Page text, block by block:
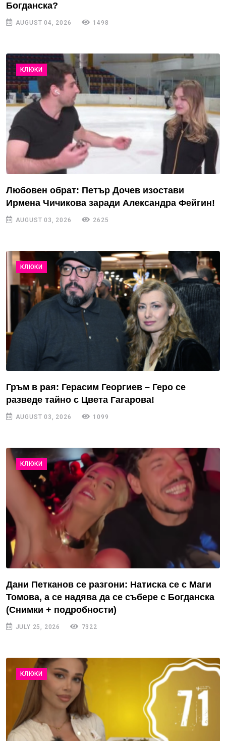
Богданска?
AUGUST 04, 2026 1498
КЛЮКИ
Любовен обрат: Петър Дочев изостави
Ирмена Чичикова заради Александра Фейгин!
AUGUST 03, 2026 2625
КЛЮКИ
Гръм в рая: Герасим Георгиев – Геро се
разведе тайно с Цвета Гагарова!
AUGUST 03, 2026 1099
КЛЮКИ
Дани Петканов се разгони: Натиска се с Маги
Томова, а се надява да се събере с Богданска
(Снимки + подробности)
JULY 25, 2026 7322
КЛЮКИ